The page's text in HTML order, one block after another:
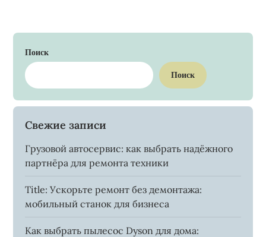
Поиск
Поиск
Свежие записи
Грузовой автосервис: как выбрать надёжного
партнёра для ремонта техники
Title: Ускорьте ремонт без демонтажа:
мобильный станок для бизнеса
Как выбрать пылесос Dyson для дома: